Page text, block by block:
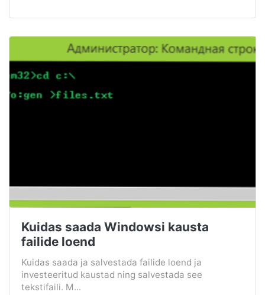
Kuidas saada Windowsi kausta
failide loend
Kuidas saada ja salvestada failide loend ja
investeeritud kaustad ning salvestada see
tekstifaili. M...